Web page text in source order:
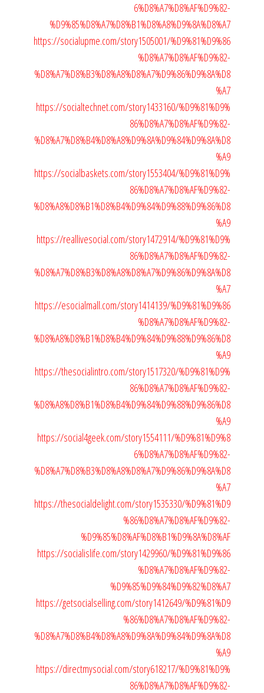
6%D8%A7%D8%AF%D9%82-
%D9%85%D8%A7%D8%B1%D8%A8%D9%8A%D8%A7
https://socialupme.com/story1505001/%D9%81%D9%86
%D8%A7%D8%AF%D9%82-
%D8%A7%D8%B3%D8%A8%D8%A7%D9%86%D9%8A%D8
%A7
https://socialtechnet.com/story1433160/%D9%81%D9%
86%D8%A7%D8%AF%D9%82-
%D8%A7%D8%B4%D8%A8%D9%8A%D9%84%D9%8A%D8
%A9
https://socialbaskets.com/story1553404/%D9%81%D9%
86%D8%A7%D8%AF%D9%82-
%D8%A8%D8%B1%D8%B4%D9%84%D9%88%D9%86%D8
%A9
https://reallivesocial.com/story1472914/%D9%81%D9%
86%D8%A7%D8%AF%D9%82-
%D8%A7%D8%B3%D8%A8%D8%A7%D9%86%D9%8A%D8
%A7
https://esocialmall.com/story1414139/%D9%81%D9%86
%D8%A7%D8%AF%D9%82-
%D8%A8%D8%B1%D8%B4%D9%84%D9%88%D9%86%D8
%A9
https://thesocialintro.com/story1517320/%D9%81%D9%
86%D8%A7%D8%AF%D9%82-
%D8%A8%D8%B1%D8%B4%D9%84%D9%88%D9%86%D8
%A9
https://social4geek.com/story1554111/%D9%81%D9%8
6%D8%A7%D8%AF%D9%82-
%D8%A7%D8%B3%D8%A8%D8%A7%D9%86%D9%8A%D8
%A7
https://thesocialdelight.com/story1535330/%D9%81%D9
%86%D8%A7%D8%AF%D9%82-
%D9%85%D8%AF%D8%B1%D9%8A%D8%AF
https://socialislife.com/story1429960/%D9%81%D9%86
%D8%A7%D8%AF%D9%82-
%D9%85%D9%84%D9%82%D8%A7
https://getsocialselling.com/story1412649/%D9%81%D9
%86%D8%A7%D8%AF%D9%82-
%D8%A7%D8%B4%D8%A8%D9%8A%D9%84%D9%8A%D8
%A9
https://directmysocial.com/story618217/%D9%81%D9%
86%D8%A7%D8%AF%D9%82-